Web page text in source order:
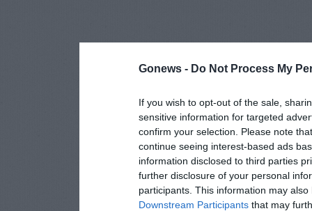
Gonews - Do Not Process My
If you wish to opt-out of the sale,
sensitive information for targeted
confirm your selection. Please note
continue seeing interest-based ads
information disclosed to third parties
further disclosure of your personal
participants. This information may
Downstream Participants that may